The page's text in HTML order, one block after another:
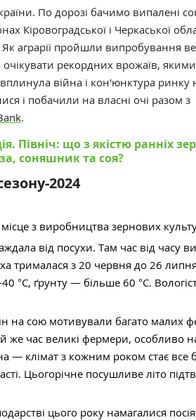
По дорозі бачимо випалені
Кіровоградської і Черкаської
аграрії пройшли випробування
рекордних врожаїв, якими
війна і кон'юнктура ринку
і побачили на власні очі разом з
.
Північ: що з якістю ранніх
соняшник та соя?
2024
з виробництва зернових
від посухи. Там час від часу
трималася з 20 червня до 26
°С, ґрунту— більше 60 °С.
на сою мотивували багато малих
же час великі фермери, особливо
— клімат з кожним роком стає все
Цьогорічне посушливе літо
цього року намагалися